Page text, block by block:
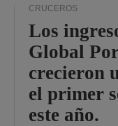
CRUCEROS
Los
Global
crecieron
el primer
este año.